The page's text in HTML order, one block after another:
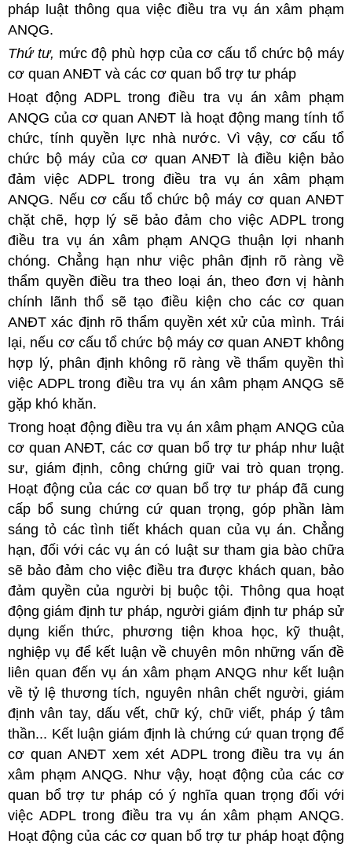
pháp luật thông qua việc điều tra vụ án xâm phạm
ANQG.
Thứ tư, mức độ phù hợp của cơ cấu tổ chức bộ máy
cơ quan ANĐT và các cơ quan bổ trợ tư pháp
Hoạt động ADPL trong điều tra vụ án xâm phạm
ANQG của cơ quan ANĐT là hoạt động mang tính tổ
chức, tính quyền lực nhà nước. Vì vậy, cơ cấu tổ
chức bộ máy của cơ quan ANĐT là điều kiện bảo
đảm việc ADPL trong điều tra vụ án xâm phạm
ANQG. Nếu cơ cấu tổ chức bộ máy cơ quan ANĐT
chặt chẽ, hợp lý sẽ bảo đảm cho việc ADPL trong
điều tra vụ án xâm phạm ANQG thuận lợi nhanh
chóng. Chẳng hạn như việc phân định rõ ràng về
thẩm quyền điều tra theo loại án, theo đơn vị hành
chính lãnh thổ sẽ tạo điều kiện cho các cơ quan
ANĐT xác định rõ thẩm quyền xét xử của mình. Trái
lại, nếu cơ cấu tổ chức bộ máy cơ quan ANĐT không
hợp lý, phân định không rõ ràng về thẩm quyền thì
việc ADPL trong điều tra vụ án xâm phạm ANQG sẽ
gặp khó khăn.
Trong hoạt động điều tra vụ án xâm phạm ANQG của
cơ quan ANĐT, các cơ quan bổ trợ tư pháp như luật
sư, giám định, công chứng giữ vai trò quan trọng.
Hoạt động của các cơ quan bổ trợ tư pháp đã cung
cấp bổ sung chứng cứ quan trọng, góp phần làm
sáng tỏ các tình tiết khách quan của vụ án. Chẳng
hạn, đối với các vụ án có luật sư tham gia bào chữa
sẽ bảo đảm cho việc điều tra được khách quan, bảo
đảm quyền của người bị buộc tội. Thông qua hoạt
động giám định tư pháp, người giám định tư pháp sử
dụng kiến thức, phương tiện khoa học, kỹ thuật,
nghiệp vụ để kết luận về chuyên môn những vấn đề
liên quan đến vụ án xâm phạm ANQG như kết luận
về tỷ lệ thương tích, nguyên nhân chết người, giám
định vân tay, dấu vết, chữ ký, chữ viết, pháp ý tâm
thần... Kết luận giám định là chứng cứ quan trọng để
cơ quan ANĐT xem xét ADPL trong điều tra vụ án
xâm phạm ANQG. Như vậy, hoạt động của các cơ
quan bổ trợ tư pháp có ý nghĩa quan trọng đối với
việc ADPL trong điều tra vụ án xâm phạm ANQG.
Hoạt động của các cơ quan bổ trợ tư pháp hoạt động